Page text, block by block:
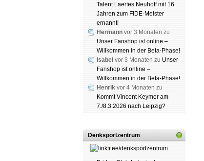
Talent Laertes Neuhoff mit 16
Jahren zum FIDE-Meister
ernannt!
Hermann vor 3 Monaten zu
Unser Fanshop ist online –
Willkommen in der Beta-Phase!
Isabel vor 3 Monaten zu Unser
Fanshop ist online –
Willkommen in der Beta-Phase!
Henrik vor 4 Monaten zu
Kommt Vincent Keymer am
7./8.3.2026 nach Leipzig?
Denksportzentrum